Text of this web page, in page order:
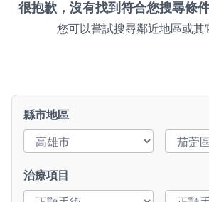
很抱歉，沒有找到符合您搜尋條
您可以嘗試搜尋鄰近地區或其
縣市地區
治療項目